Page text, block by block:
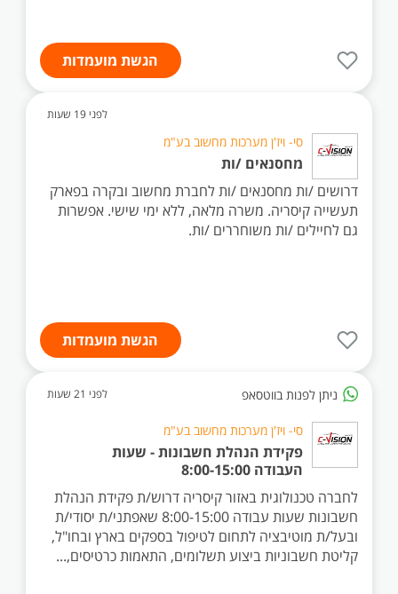
הגשת מועמדות
לפני 19 שעות
סי- ויז'ן מערכות מחשוב בע"מ
מחסנאים /ות
דרושים /ות מחסנאים /ות לחברת מחשוב ובקרה בפארק
תעשייה קיסריה. משרה מלאה, ללא ימי שישי. אפשרות
גם לחיילים /ות משוחררים /ות.
הגשת מועמדות
ניתן לפנות בווטסאפ לפני 21 שעות
סי- ויז'ן מערכות מחשוב בע"מ
פקידת הנהלת חשבונות - שעות
העבודה 8:00-15:00
לחברה טכנולוגית באזור קיסריה דרוש/ת פקידת הנהלת
חשבונות שעות עבודה 8:00-15:00 שאפתני/ת יסודי/ת
ובעל/ת מוטיבציה לתחום לטיפול בספקים בארץ ובחו"ל,
קליטת חשבוניות ביצוע תשלומים, התאמות כרטיסים,...